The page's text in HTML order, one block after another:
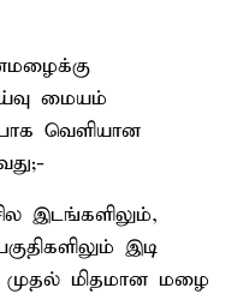
மையம்
வெளியான
இடங்களிலும்,
இடி
முதல் மிதமான மழை